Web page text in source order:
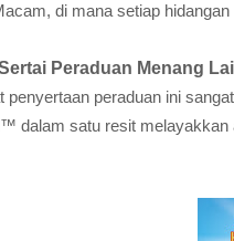
di mana setiap
Peraduan Menang
penyertaan peraduan ini
dalam satu resit melayakkan